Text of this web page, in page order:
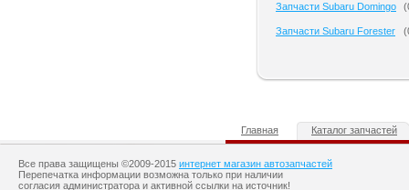
Запчасти Subaru Domingo (
Запчасти Subaru Forester (
Главная Каталог запчастей
Все права защищены ©2009-2015 интернет магазин автозапчастей
Перепечатка информации возможна только при наличии
согласия администратора и активной ссылки на источник!